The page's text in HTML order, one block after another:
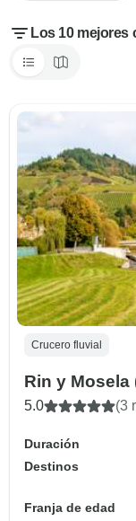
Los 10 mejores
Crucero fluvial
Rin y Mosela
5.0 (3
Duración
Destinos
Franja de edad